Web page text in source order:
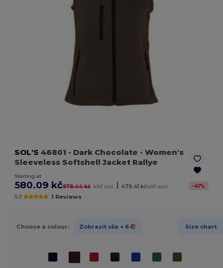
SOL'S 46801 - Dark Chocolate - Women's
Sleeveless Softshell Jacket Rallye
Starting at
580.09 kč979.44 kč VAT incl. | 479.41 kčVAT excl. -41%
5.0 1 Reviews
Choose a colour: Zobrazit vše + 6 Size chart